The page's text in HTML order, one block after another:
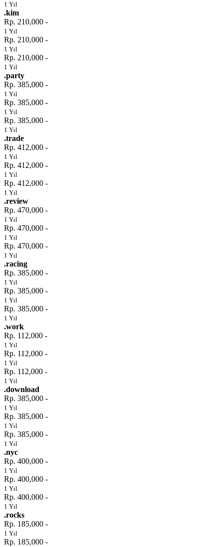
1 Yıl
.kim
Rp. 210,000 -
1 Yıl
Rp. 210,000 -
1 Yıl
Rp. 210,000 -
1 Yıl
.party
Rp. 385,000 -
1 Yıl
Rp. 385,000 -
1 Yıl
Rp. 385,000 -
1 Yıl
.trade
Rp. 412,000 -
1 Yıl
Rp. 412,000 -
1 Yıl
Rp. 412,000 -
1 Yıl
.review
Rp. 470,000 -
1 Yıl
Rp. 470,000 -
1 Yıl
Rp. 470,000 -
1 Yıl
.racing
Rp. 385,000 -
1 Yıl
Rp. 385,000 -
1 Yıl
Rp. 385,000 -
1 Yıl
.work
Rp. 112,000 -
1 Yıl
Rp. 112,000 -
1 Yıl
Rp. 112,000 -
1 Yıl
.download
Rp. 385,000 -
1 Yıl
Rp. 385,000 -
1 Yıl
Rp. 385,000 -
1 Yıl
.nyc
Rp. 400,000 -
1 Yıl
Rp. 400,000 -
1 Yıl
Rp. 400,000 -
1 Yıl
.rocks
Rp. 185,000 -
1 Yıl
Rp. 185,000 -